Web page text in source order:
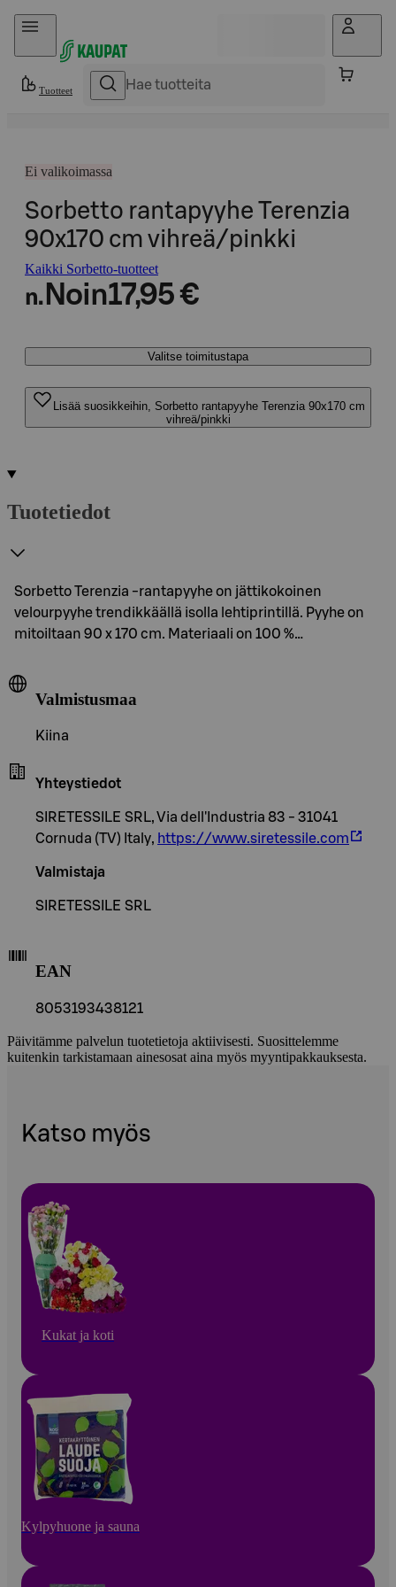
Hyppää sisältöön
Tuotteet
Ei valikoimassa
Sorbetto rantapyyhe Terenzia
90x170 cm vihreä/pinkki
Kaikki Sorbetto-tuotteet
n. Noin17,95 €
Valitse toimitustapa
Lisää suosikkeihin, Sorbetto rantapyyhe Terenzia 90x170 cm
vihreä/pinkki
Tuotetiedot
Sorbetto Terenzia -rantapyyhe on jättikokoinen
velourpyyhe trendikkäällä isolla lehtiprintillä. Pyyhe on
mitoiltaan 90 x 170 cm. Materiaali on 100 %…
Valmistusmaa
Kiina
Yhteystiedot
SIRETESSILE SRL, Via dell'Industria 83 - 31041
Cornuda (TV) Italy, https://www.siretessile.com
Valmistaja
SIRETESSILE SRL
EAN
8053193438121
Päivitämme palvelun tuotetietoja aktiivisesti. Suosittelemme
kuitenkin tarkistamaan ainesosat aina myös myyntipakkauksesta.
Katso myös
Kukat ja koti
Kylpyhuone ja sauna